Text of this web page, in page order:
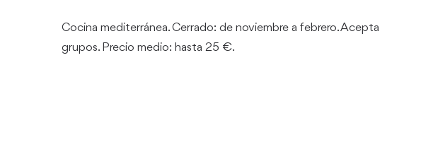
Cocina mediterránea. Cerrado: de noviembre a febrero. Acepta
grupos. Precio medio: hasta 25 €.